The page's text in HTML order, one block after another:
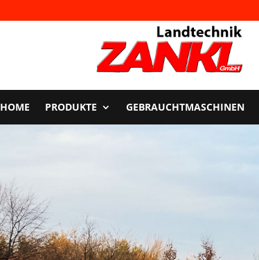
HOME PRODUKTE GEBRAUCHTMASCHINEN